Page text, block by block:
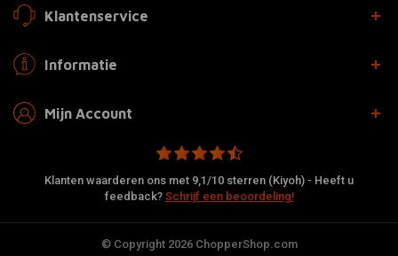
Klantenservice
Informatie
Mijn Account
Klanten waarderen ons met 9,1/10 sterren (Kiyoh) - Heeft u
feedback? Schrijf een beoordeling!
© Copyright 2026 ChopperShop.com